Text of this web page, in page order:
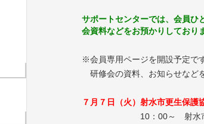
サポートセンターでは、会員ひ
会資料などをお預かりしており
※会員専用ページを開設予定で
研修会の資料、お知らせなど
７月７日（火）射水市更生保護
10：00～ 射水市役